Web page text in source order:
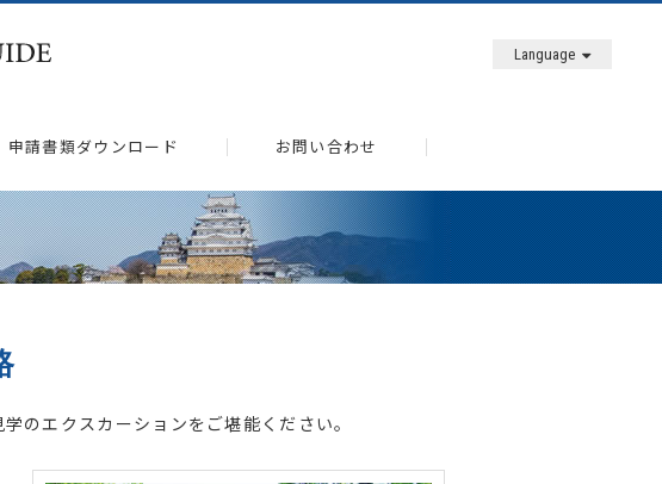
Language
申請書類ダウンロード お問い合わせ
のエクスカーションをご堪能ください。